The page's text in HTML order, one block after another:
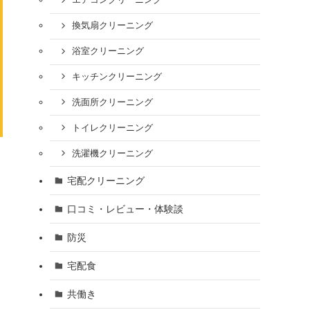
換気扇クリーニング
浴室クリーニング
キッチンクリーニング
洗面所クリーニング
トイレクリーニング
洗濯機クリーニング
宅配クリーニング
口コミ・レビュー・体験談
防災
宅配食
共働き